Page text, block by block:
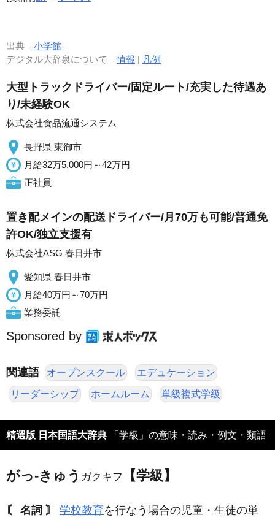
出典 小学館
デジタル大辞泉について情報 | 凡例
大型トラックドライバー/固定ルート/充実した待遇あ
り/未経験OK
株式会社食品流通システム
長野県 東御市
月給32万5,000円～42万円
正社員
置き配メインの配送ドライバー/月70万も可能/普通免
許OK/独立支援有
株式会社ASG 春日井市
愛知県 春日井市
月給40万円～70万円
業務委託
Sponsored by
関連語 オープンスクール エデュケーション
リーダーシップ ホームルーム 単級複式学級
精選版 日本国語大辞典 「学級」の意味・読み・例文・類語
がっ‐きゅう ガクキフ 【学級】
〘 名詞 〙 学校教育を行なう場合の児童・生徒の単